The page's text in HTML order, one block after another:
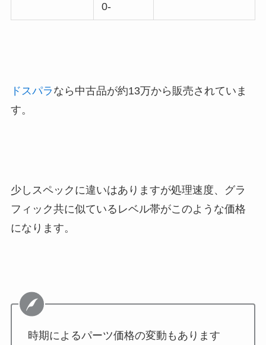
0‐
ドスパラ なら中古品が約13万から販売されていま
す。
少しスペックに違いはありますが処理速度、グラ
フィック共に似ているレベル帯がこのような価格
になります。
時期によるパーツ価格の変動もあります